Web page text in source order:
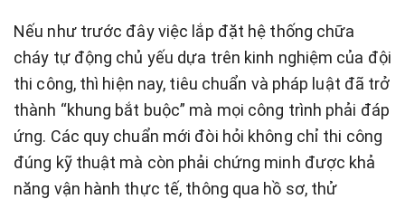
Nếu như trước đây việc lắp đặt hệ thống chữa
cháy tự động chủ yếu dựa trên kinh nghiệm của đội
thi công, thì hiện nay, tiêu chuẩn và pháp luật đã trở
thành “khung bắt buộc” mà mọi công trình phải đáp
ứng. Các quy chuẩn mới đòi hỏi không chỉ thi công
đúng kỹ thuật mà còn phải chứng minh được khả
năng vận hành thực tế, thông qua hồ sơ, thử